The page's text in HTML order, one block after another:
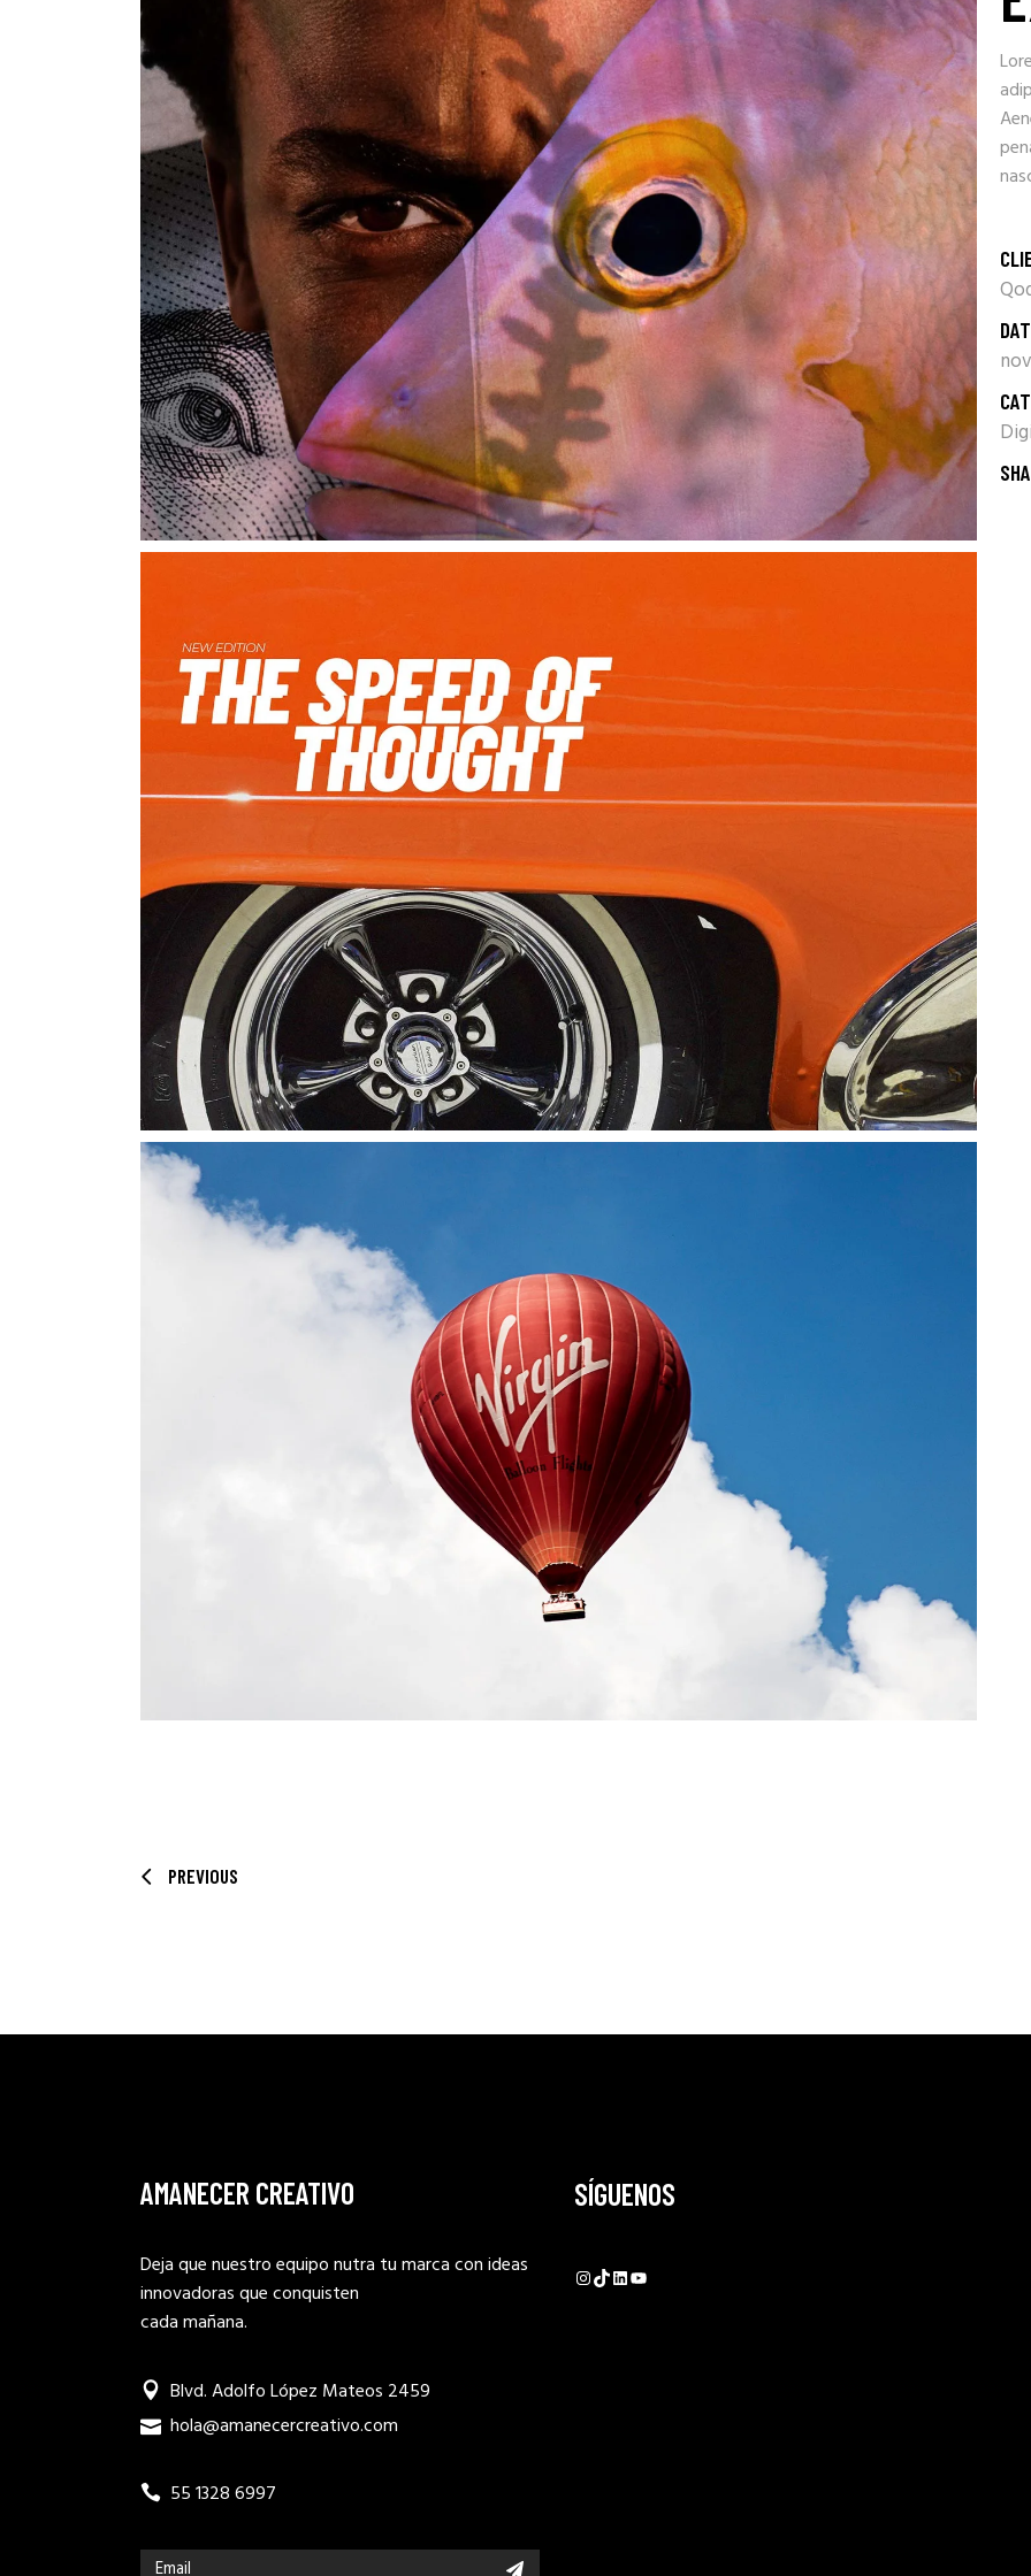
PREVIOUS
AMANECER CREATIVO
Deja que nuestro equipo nutra tu marca con ideas
innovadoras que conquisten
cada mañana.
Blvd. Adolfo López Mateos 2459
hola@amanecercreativo.com
55 1328 6997
SÍGUENOS